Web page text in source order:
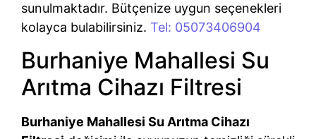
sunulmaktadır. Bütçenize uygun seçenekleri
kolayca bulabilirsiniz. Tel: 05073406904
Burhaniye Mahallesi Su
Arıtma Cihazı Filtresi
Burhaniye Mahallesi Su Arıtma Cihazı